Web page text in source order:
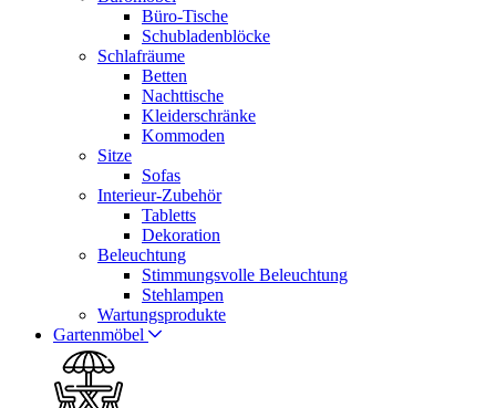
Büro-Tische
Schubladenblöcke
Schlafräume
Betten
Nachttische
Kleiderschränke
Kommoden
Sitze
Sofas
Interieur-Zubehör
Tabletts
Dekoration
Beleuchtung
Stimmungsvolle Beleuchtung
Stehlampen
Wartungsprodukte
Gartenmöbel